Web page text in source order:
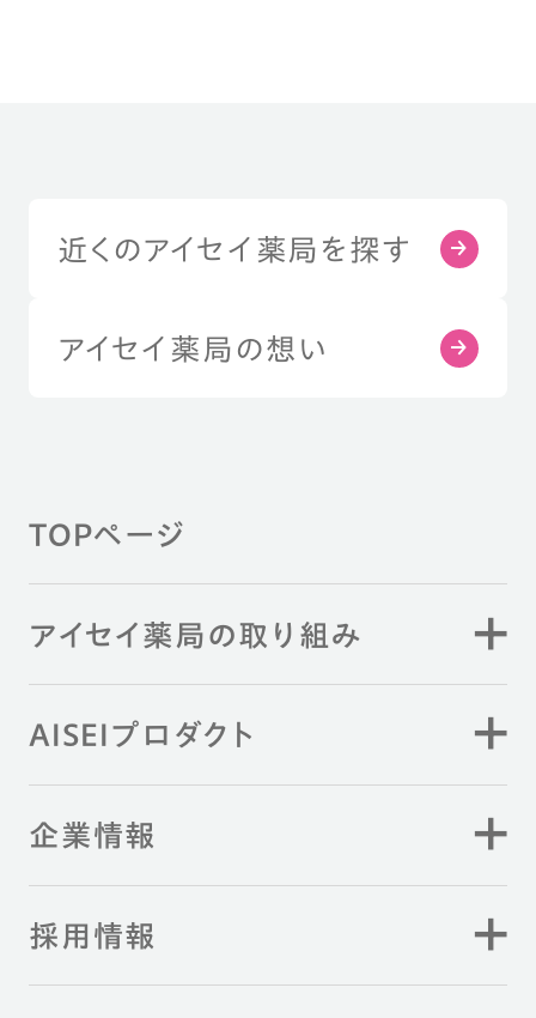
近くのアイセイ薬局を探す
アイセイ薬局の想い
TOPページ
アイセイ薬局の取り組み
AISEIプロダクト
企業情報
採用情報